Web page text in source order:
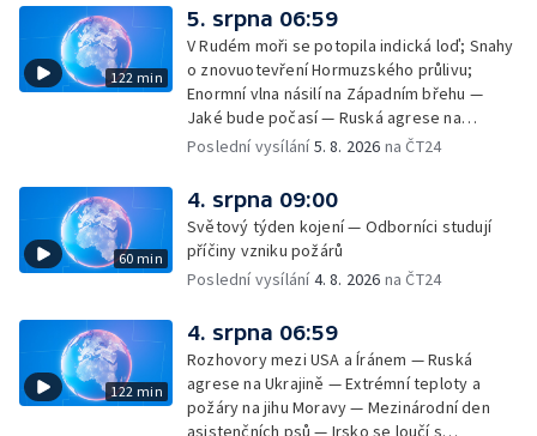
na dovolené v zahraničí; Platby a výběry na
dovolené v zahraničí — Těžba léčivé rašeliny
u Malé Morávky
122 min
5. srpna 06:59
V Rudém moři se potopila indická loď; Snahy
o znovuotevření Hormuzského průlivu;
Enormní vlna násilí na Západním břehu —
Jaké bude počasí — Ruská agrese na
Ukrajině — Vliv veder na lidské orgány — Při
— Třem obcím na Brněnsku dočasně došla
pitná voda — SP v orientačním běhu v Česku
— Horko a požáry sužují Evropu — Rybářský
příměstský tábor
Poslední vysílání5. 8. 2026 na ČT24
60 min
4. srpna 09:00
Světový týden kojení — Odborníci studují
příčiny vzniku požárů
Poslední vysílání4. 8. 2026 na ČT24
122 min
4. srpna 06:59
Rozhovory mezi USA a Íránem — Ruská
agrese na Ukrajině — Extrémní teploty a
požáry na jihu Moravy — Mezinárodní den
asistenčních psů — Irsko se loučí s